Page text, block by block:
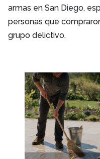
armas en San Diego,
personas que
grupo delictivo.